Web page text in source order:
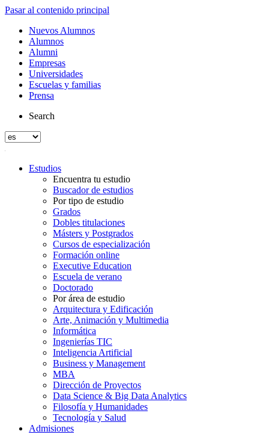
Pasar al contenido principal
Nuevos Alumnos
Alumnos
Alumni
Empresas
Universidades
Escuelas y familias
Prensa
Search
Estudios
Encuentra tu estudio
Buscador de estudios
Por tipo de estudio
Grados
Dobles titulaciones
Másters y Postgrados
Cursos de especialización
Formación online
Executive Education
Escuela de verano
Doctorado
Por área de estudio
Arquitectura y Edificación
Arte, Animación y Multimedia
Informática
Ingenierías TIC
Inteligencia Artificial
Business y Management
MBA
Dirección de Proyectos
Data Science & Big Data Analytics
Filosofía y Humanidades
Tecnología y Salud
Admisiones